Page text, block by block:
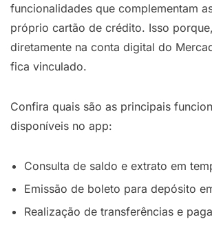
funcionalidades que complementam
próprio cartão de crédito. Isso
diretamente na conta digital do
fica vinculado.
Confira quais são as principais
disponíveis no app:
Consulta de saldo e extrato em
Emissão de boleto para depósito
Realização de transferências e